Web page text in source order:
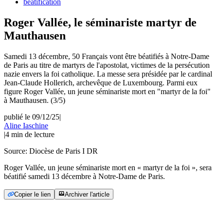
beatification
Roger Vallée, le séminariste martyr de
Mauthausen
Samedi 13 décembre, 50 Français vont être béatifiés à Notre-Dame
de Paris au titre de martyrs de l'apostolat, victimes de la persécution
nazie envers la foi catholique. La messe sera présidée par le cardinal
Jean-Claude Hollerich, archevêque de Luxembourg. Parmi eux
figure Roger Vallée, un jeune séminariste mort en "martyr de la foi"
à Mauthausen. (3/5)
publié le 09/12/25|
Aline Iaschine
|4 min de lecture
Source: Diocèse de Paris I DR
Roger Vallée, un jeune séminariste mort en « martyr de la foi », sera
béatifié samedi 13 décembre à Notre-Dame de Paris.
Copier le lien Archiver l'article